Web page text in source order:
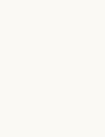
ETC.
korrekt rubrik
senare om
alltifrån domar till
generös
vars motiv att